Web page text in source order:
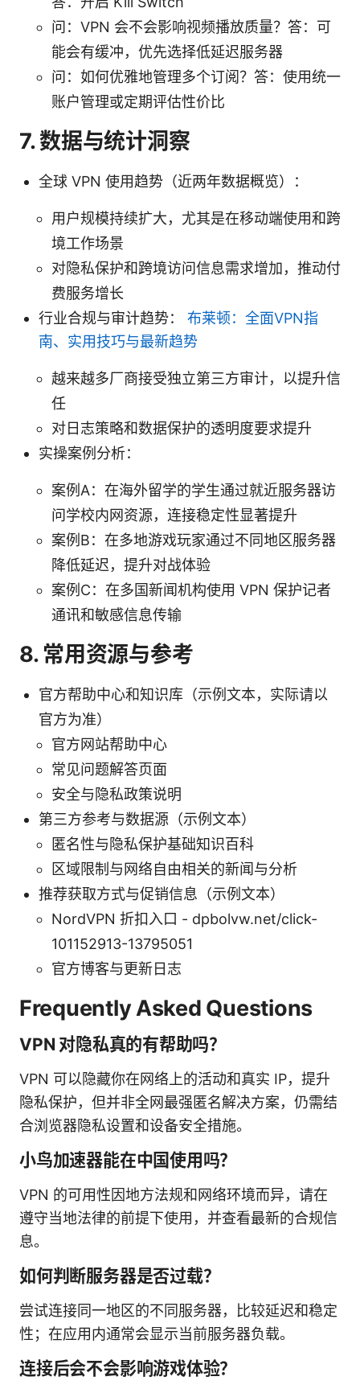
问：VPN 会不会影响视频播放质量？答：可
能会有缓冲，优先选择低延迟服务器
问：如何优雅地管理多个订阅？答：使用统一
账户管理或定期评估性价比
7. 数据与统计洞察
全球 VPN 使用趋势（近两年数据概览）：
用户规模持续扩大，尤其是在移动端使用和跨
境工作场景
对隐私保护和跨境访问信息需求增加，推动付
费服务增长
行业合规与审计趋势： 布莱顿：全面VPN指
南、实用技巧与最新趋势
越来越多厂商接受独立第三方审计，以提升信
任
对日志策略和数据保护的透明度要求提升
实操案例分析：
案例A：在海外留学的学生通过就近服务器访
问学校内网资源，连接稳定性显著提升
案例B：在多地游戏玩家通过不同地区服务器
降低延迟，提升对战体验
案例C：在多国新闻机构使用 VPN 保护记者
通讯和敏感信息传输
8. 常用资源与参考
官方帮助中心和知识库（示例文本，实际请以
官方为准）
官方网站帮助中心
常见问题解答页面
安全与隐私政策说明
第三方参考与数据源（示例文本）
匿名性与隐私保护基础知识百科
区域限制与网络自由相关的新闻与分析
推荐获取方式与促销信息（示例文本）
NordVPN 折扣入口 - dpbolvw.net/click-
101152913-13795051
官方博客与更新日志
Frequently Asked Questions
VPN 对隐私真的有帮助吗？
VPN 可以隐藏你在网络上的活动和真实 IP，提升
隐私保护，但并非全网最强匿名解决方案，仍需结
合浏览器隐私设置和设备安全措施。
小鸟加速器能在中国使用吗？
VPN 的可用性因地方法规和网络环境而异，请在
遵守当地法律的前提下使用，并查看最新的合规信
息。
如何判断服务器是否过载？
尝试连接同一地区的不同服务器，比较延迟和稳定
性；在应用内通常会显示当前服务器负载。
连接后会不会影响游戏体验？